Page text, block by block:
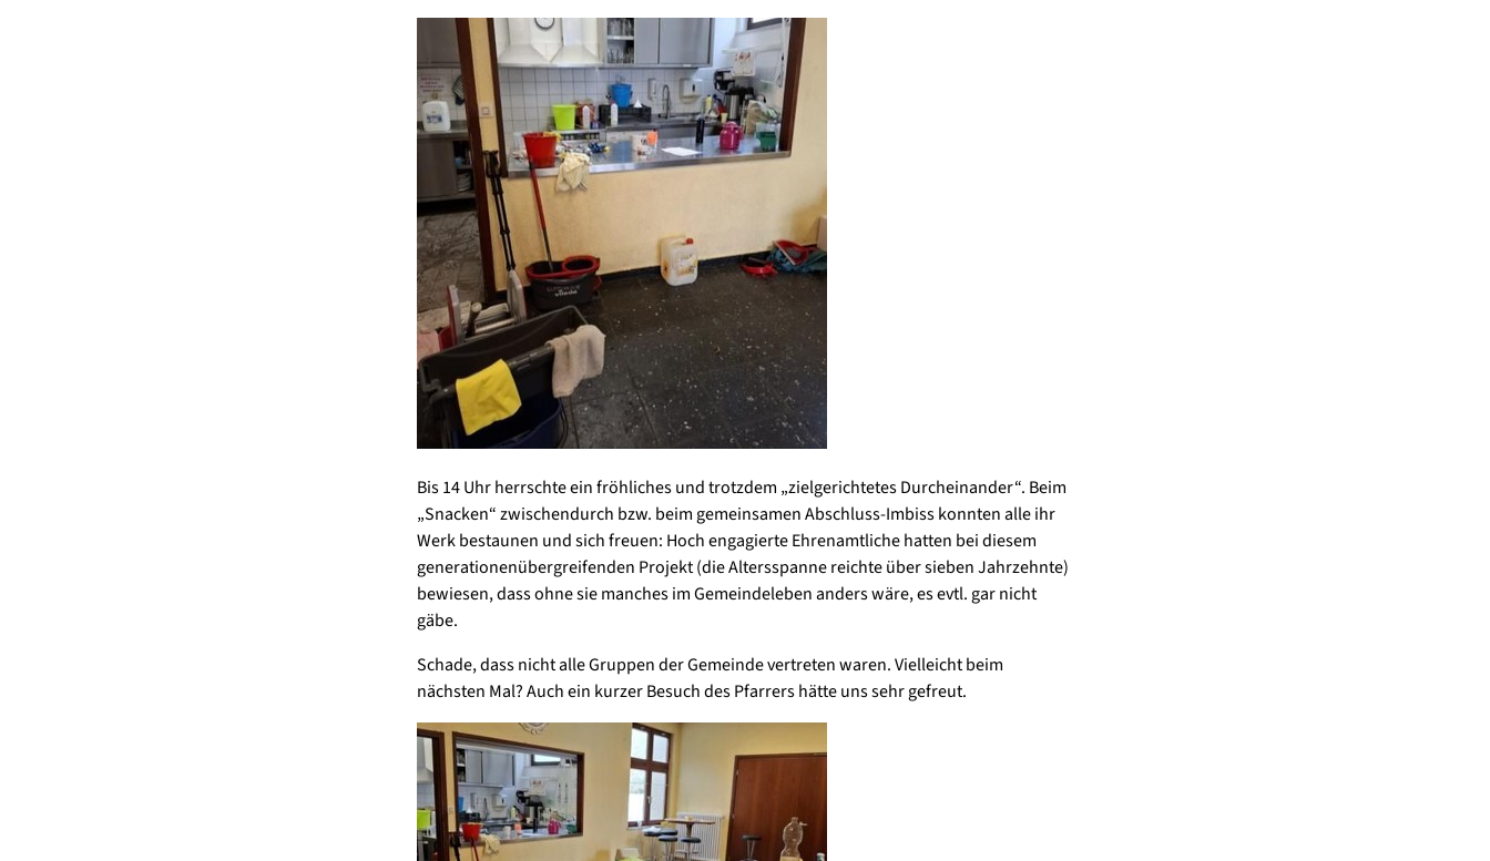
Bis 14 Uhr herrschte ein fröhliches und trotzdem „zielgerichtetes Durcheinander“. Beim
„Snacken“ zwischendurch bzw. beim gemeinsamen Abschluss-Imbiss konnten alle ihr
Werk bestaunen und sich freuen: Hoch engagierte Ehrenamtliche hatten bei diesem
generationenübergreifenden Projekt (die Altersspanne reichte über sieben Jahrzehnte)
bewiesen, dass ohne sie manches im Gemeindeleben anders wäre, es evtl. gar nicht
gäbe.
Schade, dass nicht alle Gruppen der Gemeinde vertreten waren. Vielleicht beim
nächsten Mal? Auch ein kurzer Besuch des Pfarrers hätte uns sehr gefreut.